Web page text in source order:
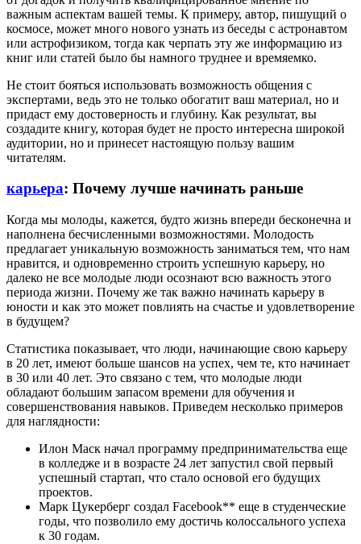
важным аспектам вашей темы. К примеру, автор, пишущий о
космосе, может много нового узнать из беседы с астронавтом
или астрофизиком, тогда как черпать эту же информацию из
книг или статей было бы намного труднее и времяемко.
Не стоит бояться использовать возможность общения с
экспертами, ведь это не только обогатит ваш материал, но и
придаст ему достоверность и глубину. Как результат, вы
создадите книгу, которая будет не просто интересна широкой
аудитории, но и принесет настоящую пользу вашим
читателям.
карьера: Почему лучше начинать раньше
Когда мы молоды, кажется, будто жизнь впереди бесконечна и
наполнена бесчисленными возможностями. Молодость
предлагает уникальную возможность заниматься тем, что нам
нравится, и одновременно строить успешную карьеру, но
далеко не все молодые люди осознают всю важность этого
периода жизни. Почему же так важно начинать карьеру в
юности и как это может повлиять на счастье и удовлетворение
в будущем?
Статистика показывает, что люди, начинающие свою карьеру
в 20 лет, имеют больше шансов на успех, чем те, кто начинает
в 30 или 40 лет. Это связано с тем, что молодые люди
обладают большим запасом времени для обучения и
совершенствования навыков. Приведем несколько примеров
для наглядности:
Илон Маск начал программу предпринимательства еще
в колледже и в возрасте 24 лет запустил свой первый
успешный стартап, что стало основой его будущих
проектов.
Марк Цукерберг создал Facebook** еще в студенческие
годы, что позволило ему достичь колоссального успеха
к 30 годам.